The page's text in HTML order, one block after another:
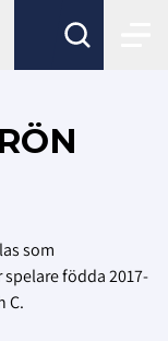
som
födda 2017-
C.